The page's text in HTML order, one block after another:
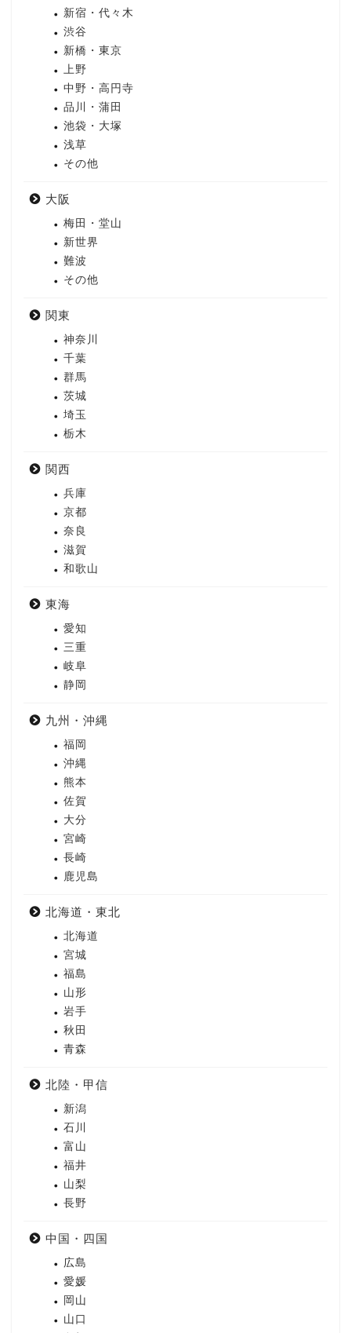
新宿・代々木
渋谷
新橋・東京
上野
中野・高円寺
品川・蒲田
池袋・大塚
浅草
その他
大阪
梅田・堂山
新世界
難波
その他
関東
神奈川
千葉
群馬
茨城
埼玉
栃木
関西
兵庫
京都
奈良
滋賀
和歌山
東海
愛知
三重
岐阜
静岡
九州・沖縄
福岡
沖縄
熊本
佐賀
大分
宮崎
長崎
鹿児島
北海道・東北
北海道
宮城
福島
山形
岩手
秋田
青森
北陸・甲信
新潟
石川
富山
福井
山梨
長野
中国・四国
広島
愛媛
岡山
山口